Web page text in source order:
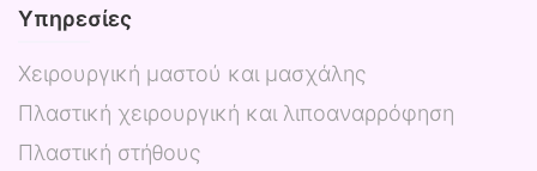
Υπηρεσίες
Χειρουργική μαστού και μασχάλης
Πλαστική χειρουργική και λιποαναρρόφηση
Πλαστική στήθους